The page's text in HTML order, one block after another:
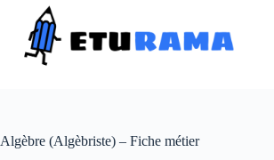
contenu
Algèbre (Algèbriste) – Fiche métier